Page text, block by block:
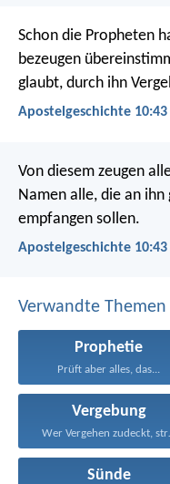
Schon die Propheten
bezeugen
glaubt, durch ihn
Apostelgeschichte 10:43
Von diesem zeugen
Namen alle, die an ihn
empfangen sollen.
Apostelgeschichte 10:43
Verwandte Themen
Prophetie
Prüft aber alles, das...
Vergebung
Wer
Sünde